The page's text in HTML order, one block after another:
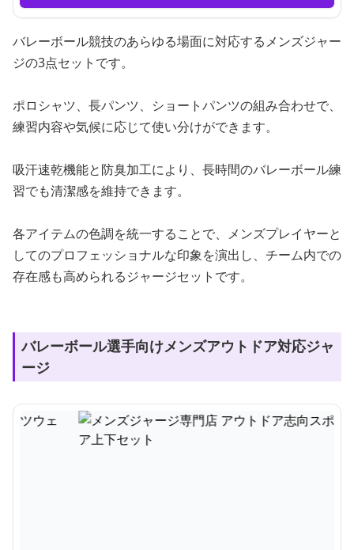
バレーボール競技のあらゆる場面に対応するメンズジャー
ジの3点セットです。
ポロシャツ、長パンツ、ショートパンツの組み合わせで、
練習内容や気候に応じて使い分けができます。
吸汗速乾機能と防臭加工により、長時間のバレーボール練
習でも清潔感を維持できます。
各アイテムの色調を統一することで、メンズプレイヤーと
してのプロフェッショナルな印象を演出し、チーム内での
存在感も高められるジャージセットです。
バレーボール選手向けメンズアウトドア対応ジャ
ージ